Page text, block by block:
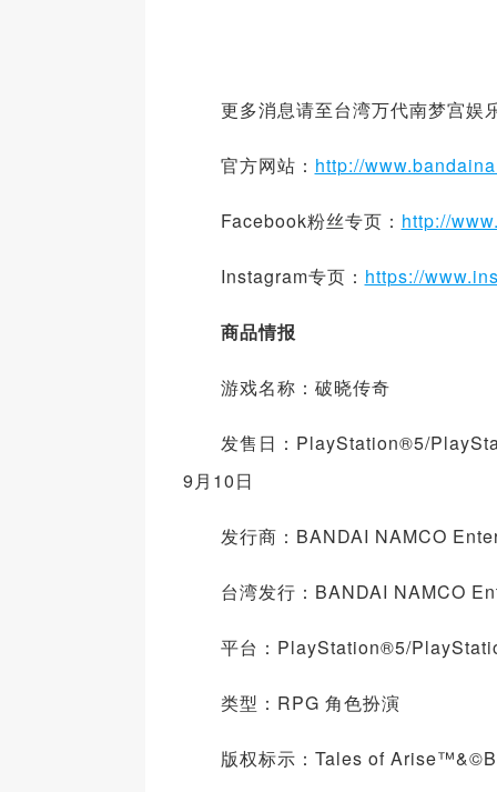
更多消息请至台湾万代南梦宫娱
官方网站： http://
Facebook粉丝专页： http://
Instagram专页： https://
商品情报
游戏名称：破晓传奇
发售日：PlayStation®5/
9月10日
发行商：BANDAI NAMCO
台湾发行：BANDAI NAMCO
平台：PlayStation®5/
类型：RPG 角色扮演
版权标示：Tales of